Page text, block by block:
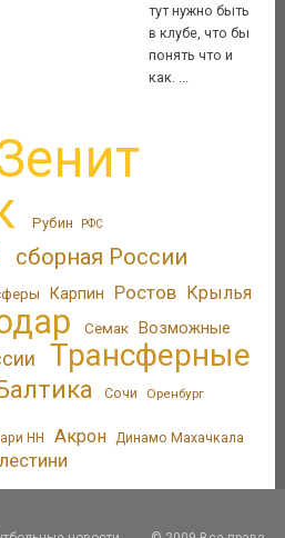
тут нужно быть
в клубе, что бы
понять что и
как. ...
Рубин РФС
сборная России
Карпин Ростов Крылья
Семак Возможные
Трансферные
Сочи Оренбург
НН Акрон Динамо Махачкала